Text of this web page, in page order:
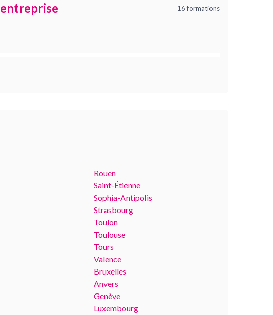
16 formations
Rouen
Saint-Étienne
Sophia-Antipolis
Strasbourg
Toulon
Toulouse
Tours
Valence
Bruxelles
Anvers
Genève
Luxembourg